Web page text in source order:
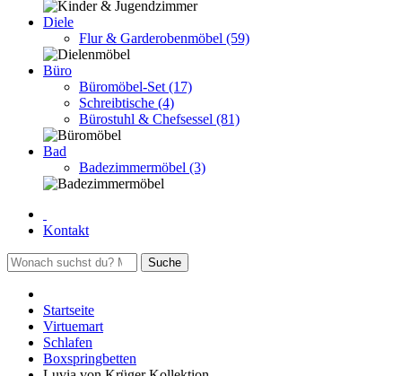
Diele
Flur & Garderobenmöbel (59)
Büro
Büromöbel-Set (17)
Schreibtische (4)
Bürostuhl & Chefsessel (81)
Bad
Badezimmermöbel (3)
Kontakt
Suche
Startseite
Virtuemart
Schlafen
Boxspringbetten